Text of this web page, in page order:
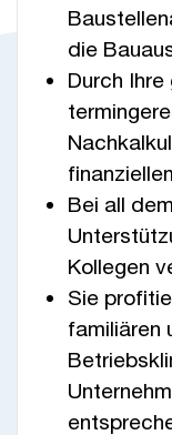
die
Durch
Bei all
Kollegen
Sie
familiären